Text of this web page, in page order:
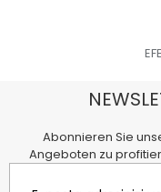
Abonnieren Sie
Angeboten zu